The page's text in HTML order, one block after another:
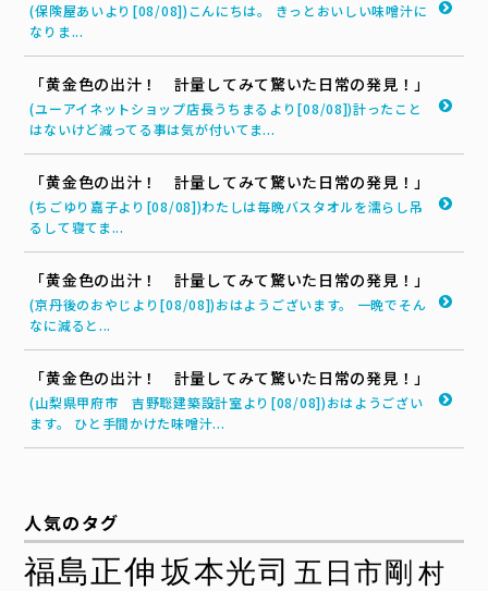
(保険屋あいより[08/08])こんにちは。 きっとおいしい味噌汁に
なりま...
「黄金色の出汁！ 計量してみて驚いた日常の発見！」
(ユーアイネットショップ店長うちまるより[08/08])計ったこと
はないけど減ってる事は気が付いてま...
「黄金色の出汁！ 計量してみて驚いた日常の発見！」
(ちごゆり嘉子より[08/08])わたしは毎晩バスタオルを濡らし吊
るして寝てま...
「黄金色の出汁！ 計量してみて驚いた日常の発見！」
(京丹後のおやじより[08/08])おはようございます。 一晩でそん
なに減ると...
「黄金色の出汁！ 計量してみて驚いた日常の発見！」
(山梨県甲府市 吉野聡建築設計室より[08/08])おはようござい
ます。 ひと手間かけた味噌汁...
人気のタグ
福島正伸 坂本光司 五日市剛 村